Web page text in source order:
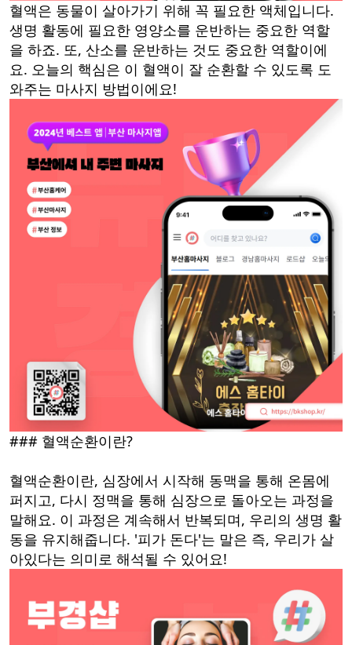
혈액은 동물이 살아가기 위해 꼭 필요한 액체입니다.
생명 활동에 필요한 영양소를 운반하는 중요한 역할
을 하죠. 또, 산소를 운반하는 것도 중요한 역할이에
요. 오늘의 핵심은 이 혈액이 잘 순환할 수 있도록 도
와주는 마사지 방법이에요!
### 혈액순환이란?
혈액순환이란, 심장에서 시작해 동맥을 통해 온몸에
퍼지고, 다시 정맥을 통해 심장으로 돌아오는 과정을
말해요. 이 과정은 계속해서 반복되며, 우리의 생명 활
동을 유지해줍니다. '피가 돈다'는 말은 즉, 우리가 살
아있다는 의미로 해석될 수 있어요!